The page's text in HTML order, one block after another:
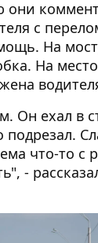
они
с
На
На
Он ехал в
подрезал.
что-то с
-